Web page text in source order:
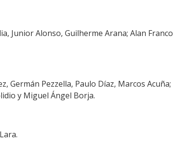
Junior Alonso, Guilherme Arana; Alan Franco
Germán Pezzella, Paulo Díaz, Marcos Acuña;
y Miguel Ángel Borja.